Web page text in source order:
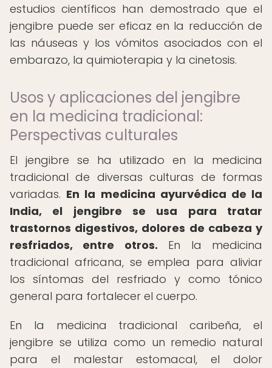
estudios científicos han demostrado que el
jengibre puede ser eficaz en la reducción de
las náuseas y los vómitos asociados con el
embarazo, la quimioterapia y la cinetosis.
Usos y aplicaciones del jengibre
en la medicina tradicional:
Perspectivas culturales
El jengibre se ha utilizado en la medicina
tradicional de diversas culturas de formas
variadas. En la medicina ayurvédica de la
India, el jengibre se usa para tratar
trastornos digestivos, dolores de cabeza y
resfriados, entre otros. En la medicina
tradicional africana, se emplea para aliviar
los síntomas del resfriado y como tónico
general para fortalecer el cuerpo.
En la medicina tradicional caribeña, el
jengibre se utiliza como un remedio natural
para el malestar estomacal, el dolor